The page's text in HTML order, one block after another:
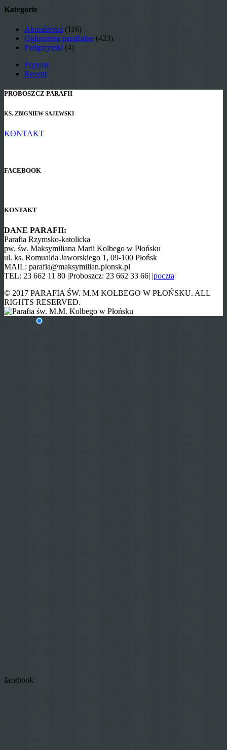
Kategorie
Aktualności (116)
Ogłoszenia parafialne (423)
Pielgrzymki (4)
Popular
Recent
PROBOSZCZ PARAFII
KS. ZBIGNIEW SAJEWSKI
KONTAKT
FACEBOOK
KONTAKT
DANE PARAFII:
Parafia Rzymsko-katolicka
pw. św. Maksymiliana Marii Kolbego w Płońsku
ul. ks. Romualda Jaworskiego 1, 09-100 Płońsk
MAIL: parafia@maksymilian.plonsk.pl
TEL: 23 662 11 80 |Proboszcz: 23 662 33 66| |poczta|
© 2017 PARAFIA ŚW. M.M KOLBEGO W PŁOŃSKU. ALL
RIGHTS RESERVED.
facebook